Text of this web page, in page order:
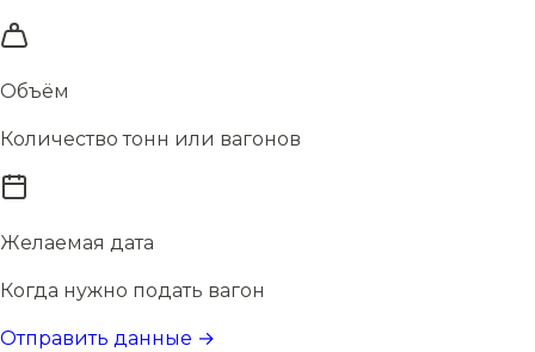
Объём
Количество тонн или вагонов
Желаемая дата
Когда нужно подать вагон
Отправить данные →